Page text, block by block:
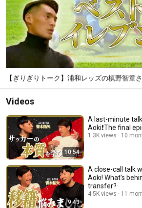
【ぎりぎりトーク】浦和レッズの槙野智章
Videos
10:54
A last-minute
Aoki❗️The final
1.3K views 10
9:43
A close-call talk
Aoki! What's
transfer?
4.5K views 11